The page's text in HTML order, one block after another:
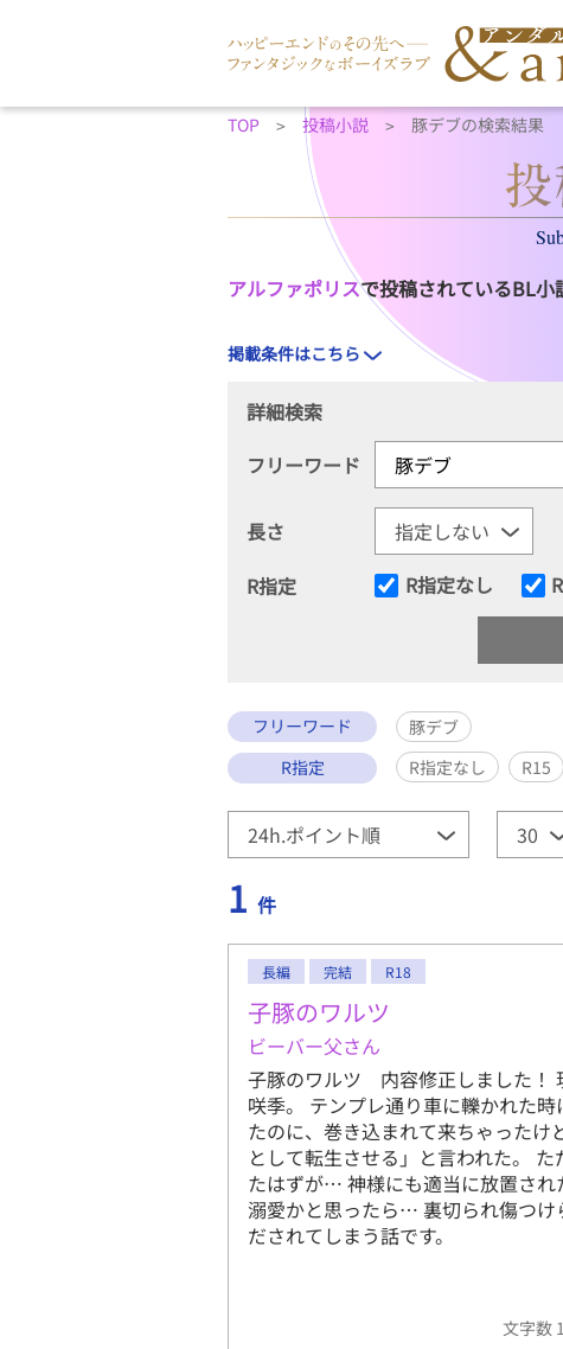
TOP 投稿小説 豚デブの検索結果
アルファポリスで投稿されているBL小
掲載条件はこちら
詳細検索
フリーワード
長さ
R指定
R指定なし
フリーワード
豚デブ
R指定
R指定なし R15
1 件
長編 完結 R18
子豚のワルツ
ビーバー父さん
子豚のワルツ 内容修正しました！
咲季。 テンプレ通り車に轢かれた
たのに、巻き込まれて来ちゃった
として転生させる」と言われた。
たはずが… 神様にも適当に放置さ
溺愛かと思ったら… 裏切られ傷つけ
だされてしまう話です。
文字数